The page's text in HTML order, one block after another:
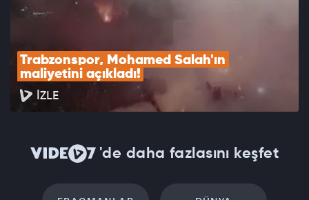
Trabzonspor, Mohamed Salah'ın
maliyetini açıkladı!
İZLE
'de daha fazlasını keşfet